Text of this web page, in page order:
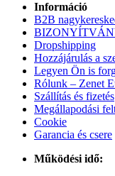
Információ
B2B
Dropshipping
Hozzájárulás a
Legyen Ön is
Rólunk – Zenet
Szállítás és fizetés
Megállapodási
Cookie
Garancia és csere
Működési idő: